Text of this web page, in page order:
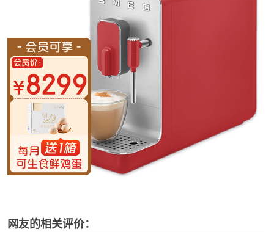
网友的相关评价：